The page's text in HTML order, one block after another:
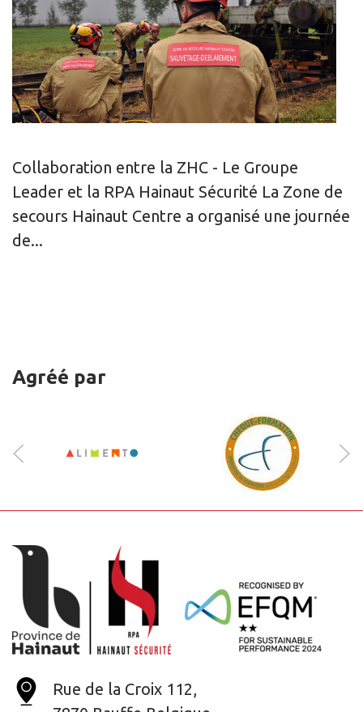
Collaboration entre la ZHC - Le Groupe
Leader et la RPA Hainaut Sécurité La Zone de
secours Hainaut Centre a organisé une journée
de...
Agréé par
Rue de la Croix 112,